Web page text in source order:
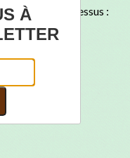
ci-dessus :
À